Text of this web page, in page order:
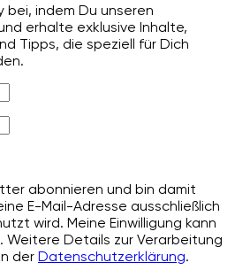
bei, indem Du unseren
erhalte exklusive Inhalte,
Tipps, die speziell für Dich
abonnieren und bin damit
E-Mail-Adresse ausschließlich
wird. Meine Einwilligung kann
Weitere Details zur Verarbeitung
der Datenschutzerklärung.